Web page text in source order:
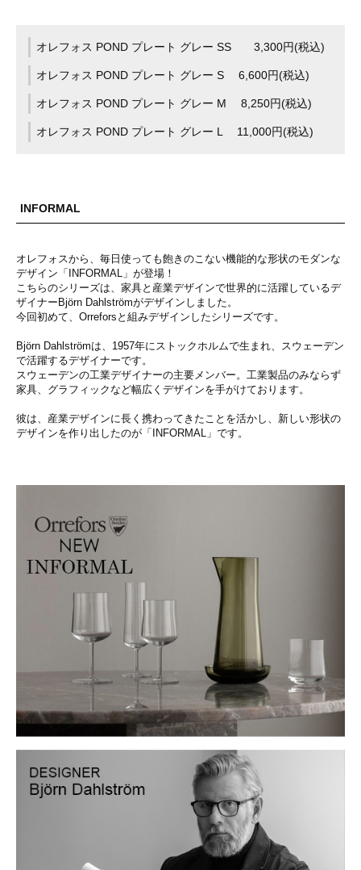
オレフォス POND プレート グレー SS 3,300円(税込)
オレフォス POND プレート グレー S 6,600円(税込)
オレフォス POND プレート グレー M 8,250円(税込)
オレフォス POND プレート グレー L 11,000円(税込)
INFORMAL
オレフォスから、毎日使っても飽きのこない機能的な形状のモダンな
デザイン「INFORMAL」が登場！
こちらのシリーズは、家具と産業デザインで世界的に活躍しているデ
ザイナーBjörn Dahlströmがデザインしました。
今回初めて、Orreforsと組みデザインしたシリーズです。
Björn Dahlströmは、1957年にストックホルムで生まれ、スウェーデン
で活躍するデザイナーです。
スウェーデンの工業デザイナーの主要メンバー。工業製品のみならず
家具、グラフィックなど幅広くデザインを手がけております。
彼は、産業デザインに長く携わってきたことを活かし、新しい形状の
デザインを作り出したのが「INFORMAL」です。